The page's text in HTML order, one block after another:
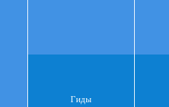
Гиды